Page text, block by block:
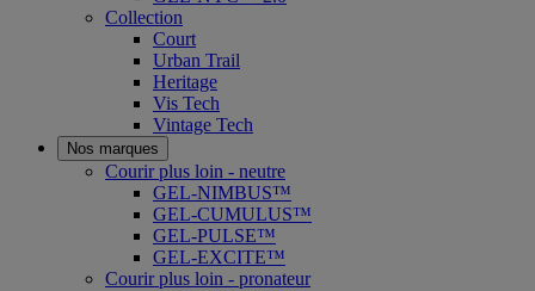
Collection
Court
Urban Trail
Heritage
Vis Tech
Vintage Tech
Nos marques
Courir plus loin - neutre
GEL-NIMBUS™
GEL-CUMULUS™
GEL-PULSE™
GEL-EXCITE™
Courir plus loin - pronateur